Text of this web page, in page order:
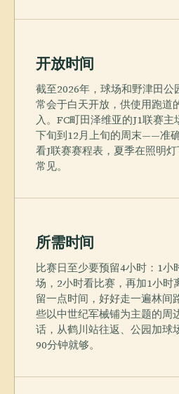
开放时间
截至2026年，球场和野津田公
常会于白天开放，供使用跑道
入。FC町田泽维亚的J1联赛主
下旬到12月上旬的周末——准
看J联赛赛程表，夏季在照明
常见。
所需时间
比赛日至少要预留4小时：1小
场，2小时看比赛，再加1小时
留一点时间，好好走一遍林间
些以中世纪军械铺为主题的周
话，从鹤川站往返、公园加球
90分钟就够。